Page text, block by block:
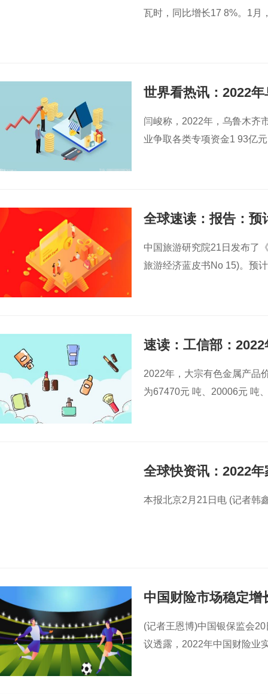
瓦时，同比增长17 8%。1月
世界看热讯：2022
闫峻称，2022年，乌鲁木齐
业争取各类专项资金1 93亿
全球速读：报告：
长约95%
中国旅游研究院21日发布了
旅游经济蓝皮书No 15)。预
速读：工信部：
同比增长5.2%
2022年，大宗有色金属产品
为67470元 吨、20006元 吨
全球快资讯：2022
本报北京2月21日电 (记者韩
中国财险市场稳定增
(记者王恩博)中国银保监会
议透露，2022年中国财险业